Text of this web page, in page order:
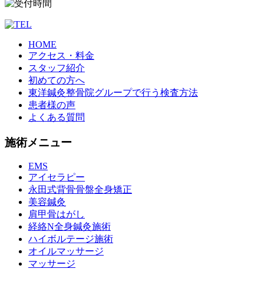
HOME
アクセス・料金
スタッフ紹介
初めての方へ
東洋鍼灸整骨院グループで行う検査方法
患者様の声
よくある質問
施術メニュー
EMS
アイセラピー
永田式背骨骨盤全身矯正
美容鍼灸
肩甲骨はがし
経絡N全身鍼灸施術
ハイボルテージ施術
オイルマッサージ
マッサージ